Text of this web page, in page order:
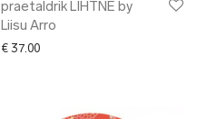
praetaldrik LIHTNE by
Liisu Arro
€ 37.00